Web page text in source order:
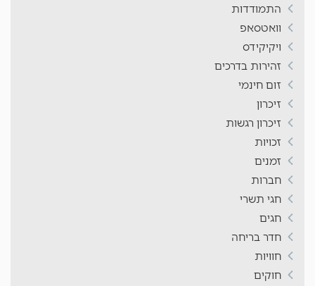
התמודדות
וואטסאפ
ויקיקידס
זהירות בדרכים
זום חינמי
זיכרון
זיכרון רגשות
זכויות
זמנים
חברות
חגי תשרי
חגים
חדר בריחה
חוויות
חוקים